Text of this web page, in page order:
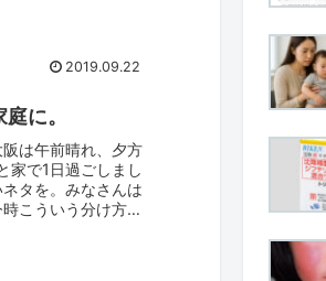
2019.09.22
に。
は午前晴れ、夕方
家で1日過ごしまし
タを。みなさんは
こういう分け方は